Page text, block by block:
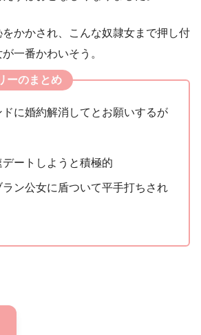
かかされ、こんな奴隷女まで押し付
一番かわいそう。
ーのまとめ
ドに婚約解消してとお願いするが
デートしようと積極的
ラン公女に盾ついて平手打ちされ